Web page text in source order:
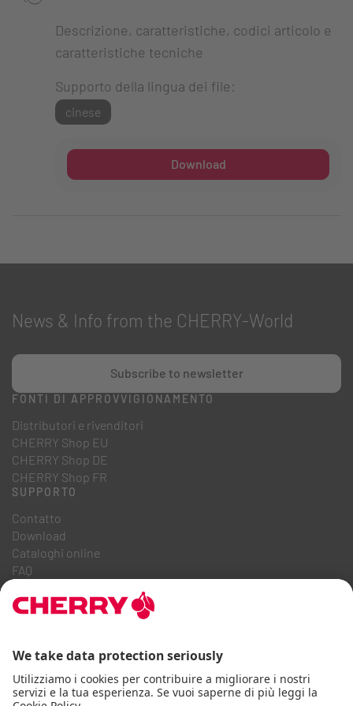
Descrizione, caratteristiche, codici articolo e
caratteristiche tecniche
Supporto della lingua dei file:
cinese
Download
News & Info from the CHERRY-World
Subscribe to newsletter
FONTI DI APPROVVIGIONAMENTO
Distributori e rivenditori
CHERRY Shop EU
CHERRY Shop DE
CHERRY Shop FR
SUPPORTO
Contatto
Download
Cataloghi online
FAQ
Carriera
Codice di condotta aziendale